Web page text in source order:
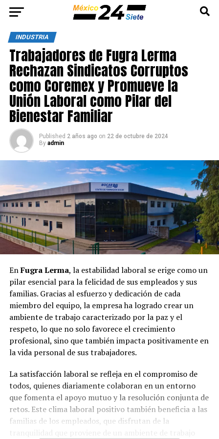
INDUSTRIA
Trabajadores de Fugra Lerma
Rechazan Sindicatos Corruptos
como Coremex y Promueve la
Unión Laboral como Pilar del
Bienestar Familiar
Published 2 años ago on 22 de octubre de 2024
By admin
EnFugra Lerma, la estabilidad laboral se erige como un
pilar esencial para la felicidad de sus empleados y sus
familias. Gracias al esfuerzo y dedicación de cada
miembro del equipo, la empresa ha logrado crear un
ambiente de trabajo caracterizado por la paz y el
respeto, lo que no solo favorece el crecimiento
profesional, sino que también impacta positivamente en
la vida personal de sus trabajadores.
La satisfacción laboral se refleja en el compromiso de
todos, quienes diariamente colaboran en un entorno
que fomenta el apoyo mutuo y la resolución conjunta de
retos. Este clima laboral positivo también beneficia a las
familias de los empleados, que disfrutan de la